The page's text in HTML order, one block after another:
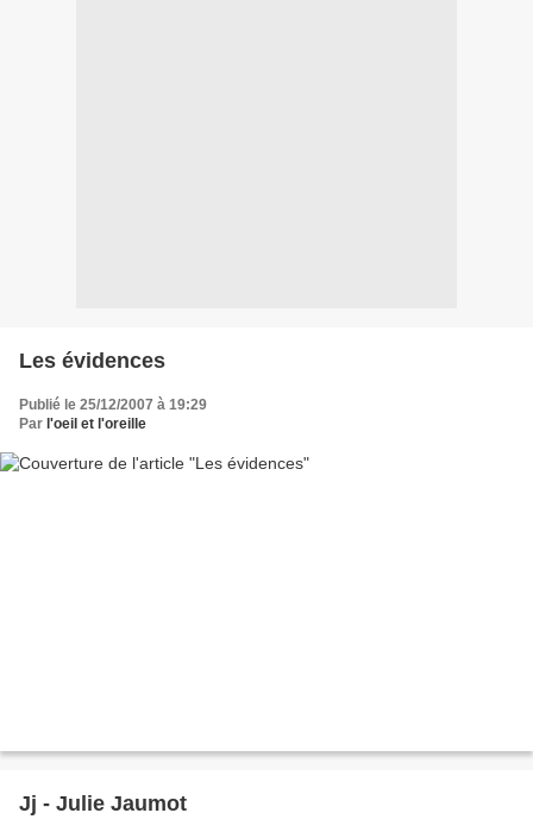
Les évidences
Publié le 25/12/2007 à 19:29
Par l'oeil et l'oreille
Jj - Julie Jaumot